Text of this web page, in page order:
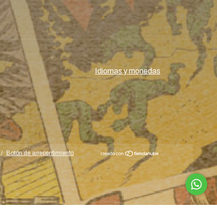
Idiomas y monedas
/ Botón de arrepentimiento